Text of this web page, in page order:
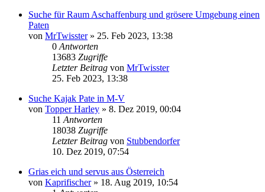
Suche für Raum Aschaffenburg und grösere Umgebung einen
Paten
von MrTwisster» 25. Feb 2023, 13:38
0 Antworten
13683 Zugriffe
Letzter Beitrag von MrTwisster
25. Feb 2023, 13:38
Suche Kajak Pate in M-V
von Topper Harley » 8. Dez 2019, 00:04
11 Antworten
18038 Zugriffe
Letzter Beitrag von Stubbendorfer
10. Dez 2019, 07:54
Grias eich und servus aus Österreich
von Kaprifischer» 18. Aug 2019, 10:54